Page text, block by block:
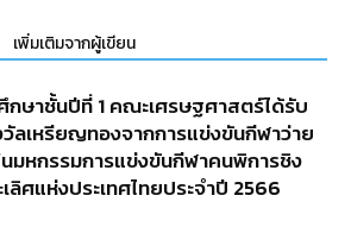
เพิ่มเติมจากผู้เขียน
กษาชั้นปีที่ 1 คณะเศรษฐศาสตร์ได้รับ
วัลเหรียญทองจากการแข่งขันกีฬาว่าย
นมหกรรมการแข่งขันกีฬาคนพิการชิง
ลิศแห่งประเทศไทยประจำปี 2566